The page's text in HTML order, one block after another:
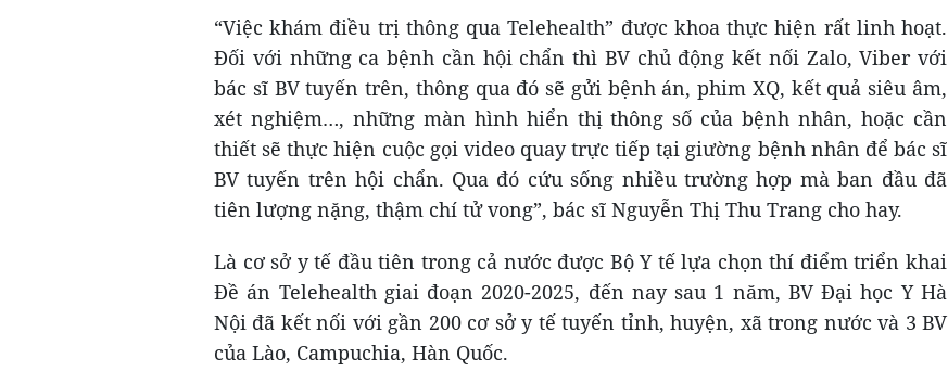
“Việc khám điều trị thông qua Telehealth” được khoa thực hiện rất linh hoạt.
Đối với những ca bệnh cần hội chẩn thì BV chủ động kết nối Zalo, Viber với
bác sĩ BV tuyến trên, thông qua đó sẽ gửi bệnh án, phim XQ, kết quả siêu âm,
xét nghiệm…, những màn hình hiển thị thông số của bệnh nhân, hoặc cần
thiết sẽ thực hiện cuộc gọi video quay trực tiếp tại giường bệnh nhân để bác sĩ
BV tuyến trên hội chẩn. Qua đó cứu sống nhiều trường hợp mà ban đầu đã
tiên lượng nặng, thậm chí tử vong”, bác sĩ Nguyễn Thị Thu Trang cho hay.
Là cơ sở y tế đầu tiên trong cả nước được Bộ Y tế lựa chọn thí điểm triển khai
Đề án Telehealth giai đoạn 2020-2025, đến nay sau 1 năm, BV Đại học Y Hà
Nội đã kết nối với gần 200 cơ sở y tế tuyến tỉnh, huyện, xã trong nước và 3 BV
của Lào, Campuchia, Hàn Quốc.